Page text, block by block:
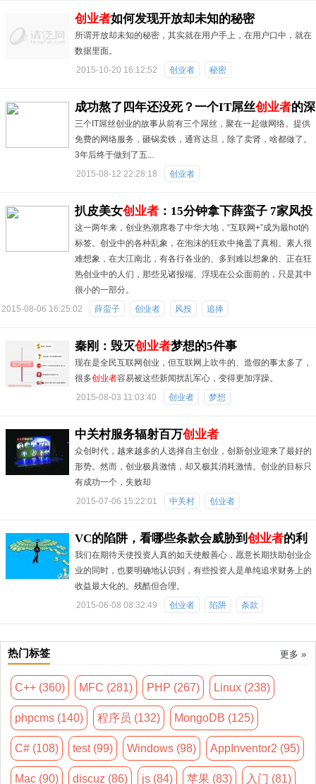
创业者如何发现开放却未知的秘密
所谓开放却未知的秘密，其实就在用户手上，在用户口中，就在
数据里面。
2015-10-20 16:12:52
创业者 秘密
成功熬了四年还没死？一个IT屌丝创业者的深
刻反思
三个IT屌丝创业的故事从前有三个屌丝，聚在一起做网络。提供
免费的网络服务，砸锅卖铁，通宵达旦，除了卖肾，啥都做了。
3年后终于做到了五...
2015-08-12 22:28:18
创业者
扒皮美女创业者 ：15分钟拿下薛蛮子 7家风投
追捧
这一两年来，创业热潮席卷了中华大地，“互联网+”成为最hot的
标签。创业中的各种乱象，在泡沫的狂欢中掩盖了真相。素人很
难想象，在大江南北，有各行各业的、多到难以想象的、正在狂
热创业中的人们，那些见诸报端、浮现在公众面前的，只是其中
很小的一部分。
2015-08-06 16:25:02
薛蛮子 创业者 风投 追捧
秦刚：毁灭创业者梦想的5件事
现在是全民互联网创业，但互联网上吹牛的、造假的事太多了，
很多创业者容易被这些新闻扰乱军心，变得更加浮躁。
2015-08-03 11:03:40
创业者 梦想
中关村服务辐射百万创业者
众创时代，越来越多的人选择自主创业，创新创业迎来了最好的
形势。然而，创业极具激情，却又极其消耗激情。创业的目标只
有成功一个，失败却
2015-07-06 15:22:01
中关村 创业者
VC的陷阱，看哪些条款会威胁到 创业者的利
益
我们在期待天使投资人真的如天使般善心，愿意长期扶助创业企
业的同时，也要明确地认识到，有些投资人是单纯追求财务上的
收益最大化的。残酷但合理。
2015-06-08 08:32:49
创业者 陷阱 条款
热门标签 更多 »
C++ (360) MFC (281) PHP (267) Linux (238)
phpcms (140) 程序员 (132) MongoDB (125)
C# (108) test (99) Windows (98) AppInventor2 (95)
Mac (90) discuz (86) js (84) 苹果 (83) 入门 (81)